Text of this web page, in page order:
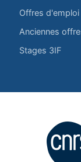
Offres d'emploi
Anciennes
Stages 3IF